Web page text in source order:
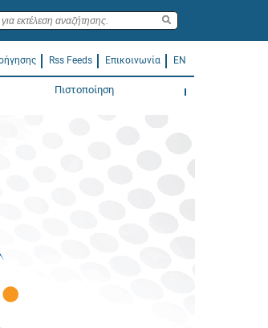
Rss Feeds Επικοινωνία EN
Πιστοποίηση